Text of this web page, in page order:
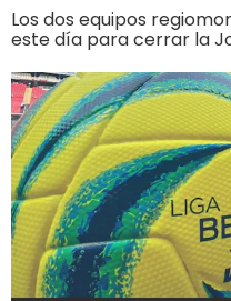
Los dos equipos
este día para cerrar la